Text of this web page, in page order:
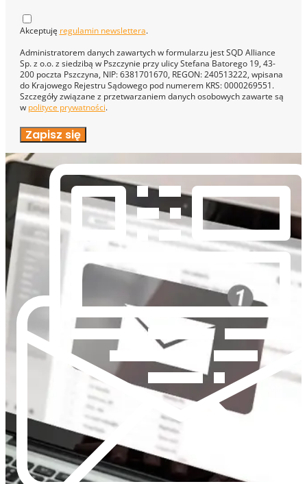
Akceptuję regulamin newslettera.
Administratorem danych zawartych w formularzu jest SQD Alliance
Sp. z o.o. z siedzibą w Pszczynie przy ulicy Stefana Batorego 19, 43-
200 poczta Pszczyna, NIP: 6381701670, REGON: 240513222, wpisana
do Krajowego Rejestru Sądowego pod numerem KRS: 0000269551.
Szczegóły związane z przetwarzaniem danych osobowych zawarte są
w polityce prywatności.
Zapisz się